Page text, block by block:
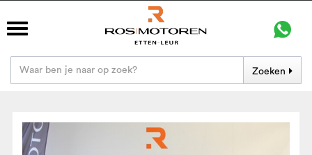
Zoeken